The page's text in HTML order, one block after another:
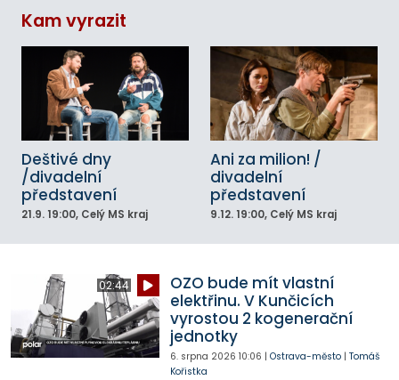
Kam vyrazit
Deštivé dny
/divadelní
představení
21.9. 19:00, Celý MS kraj
Ani za milion! /
divadelní
představení
9.12. 19:00, Celý MS kraj
02:44
OZO bude mít vlastní
elektřinu. V Kunčicích
vyrostou 2 kogenerační
jednotky
6. srpna 2026 10:06 | Ostrava-město| Tomáš
Kořistka